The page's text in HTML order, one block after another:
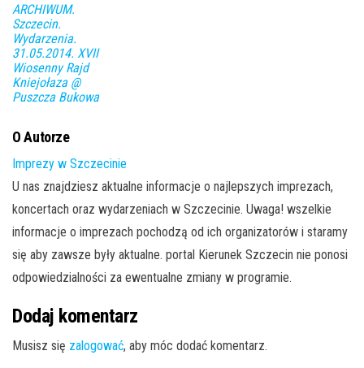
ARCHIWUM.
Szczecin.
Wydarzenia.
31.05.2014. XVII
Wiosenny Rajd
Kniejołaza @
Puszcza Bukowa
O Autorze
Imprezy w Szczecinie
U nas znajdziesz aktualne informacje o najlepszych imprezach,
koncertach oraz wydarzeniach w Szczecinie. Uwaga! wszelkie
informacje o imprezach pochodzą od ich organizatorów i staramy
się aby zawsze były aktualne. portal Kierunek Szczecin nie ponosi
odpowiedzialności za ewentualne zmiany w programie.
Dodaj komentarz
Musisz się zalogować, aby móc dodać komentarz.